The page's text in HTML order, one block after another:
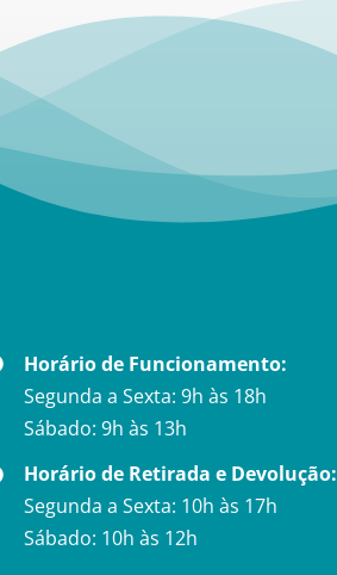
Horário de Funcionamento:
Segunda a Sexta: 9h às 18h
Sábado: 9h às 13h
Horário de Retirada e Devolução:
Segunda a Sexta: 10h às 17h
Sábado: 10h às 12h